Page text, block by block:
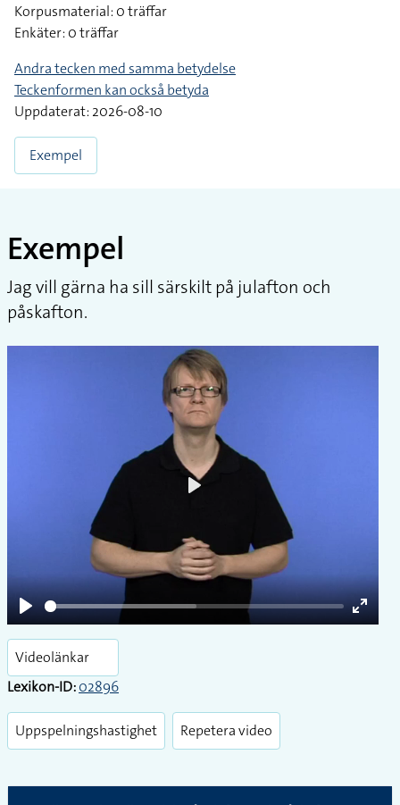
Korpusmaterial: 0 träffar
Enkäter: 0 träffar
Andra tecken med samma betydelse
Teckenformen kan också betyda
Uppdaterat: 2026-08-10
Exempel
Exempel
Jag vill gärna ha sill särskilt på julafton och
påskafton.
Play
Enter
Videolänkar
Lexikon-ID:02896
Uppspelningshastighet Repetera video